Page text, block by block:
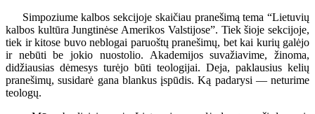
Simpoziume kalbos sekcijoje skaičiau pranešimą tema “Lietuvių
kalbos kultūra Jungtinėse Amerikos Valstijose”. Tiek šioje sekcijoje,
tiek ir kitose buvo neblogai paruoštų pranešimų, bet kai kurių galėjo
ir nebūti be jokio nuostolio. Akademijos suvažiavime, žinoma,
didžiausias dėmesys turėjo būti teologijai. Deja, paklausius kelių
pranešimų, susidarė gana blankus įspūdis. Ką padarysi — neturime
teologų.